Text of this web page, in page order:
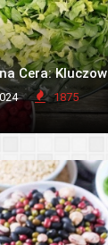
Cera:
1875